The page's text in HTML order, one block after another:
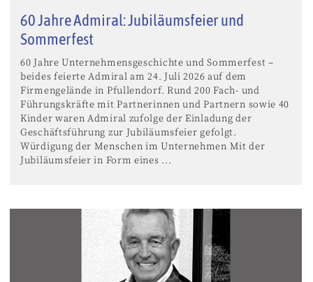
60 Jahre Admiral: Jubiläumsfeier und
Sommerfest
60 Jahre Unternehmensgeschichte und Sommerfest –
beides feierte Admiral am 24. Juli 2026 auf dem
Firmengelände in Pfullendorf. Rund 200 Fach- und
Führungskräfte mit Partnerinnen und Partnern sowie 40
Kinder waren Admiral zufolge der Einladung der
Geschäftsführung zur Jubiläumsfeier gefolgt.
Würdigung der Menschen im Unternehmen Mit der
Jubiläumsfeier in Form eines ...